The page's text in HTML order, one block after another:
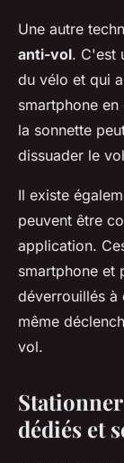
Une autre
anti-vol. C'est
du vélo et qui
smartphone
la sonnette
dissuader le
Il existe
peuvent être
application.
smartphone et
déverrouillés à
même
vol.
Stationner
dédiés et